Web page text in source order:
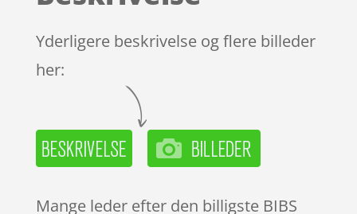
Yderligere beskrivelse og flere billeder
her:
Mange leder efter den billigste BIBS